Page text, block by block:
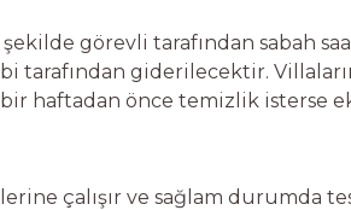
görevli tarafından sabah
giderilecektir.
haftadan önce temizlik isterse
çalışır ve sağlam